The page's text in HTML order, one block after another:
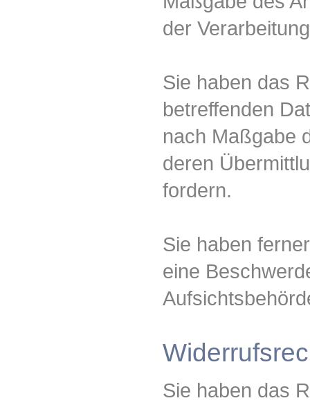
der
Sie haben das
betreffenden
nach Maßgabe
deren
fordern.
Sie haben
eine
Sie haben das